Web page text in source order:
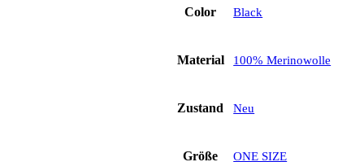
Color Black
Material 100% Merinowolle
Zustand Neu
Größe ONE SIZE